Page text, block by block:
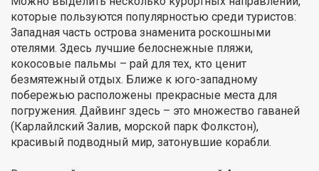
которые пользуются популярностью среди туристов:
Западная часть острова знаменита роскошными
отелями. Здесь лучшие белоснежные пляжи,
кокосовые пальмы – рай для тех, кто ценит
безмятежный отдых. Ближе к юго-западному
побережью расположены прекрасные места для
погружения. Дайвинг здесь – это множество гаваней
(Карлайлский Залив, морской парк Фолкстон),
красивый подводный мир, затонувшие корабли.